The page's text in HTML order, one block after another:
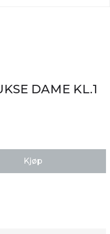
DAME KL.1
Kjøp